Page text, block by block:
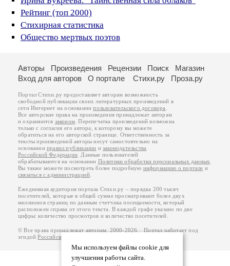
Рейтинг (топ 2000)
Стихирная статистика
Общество мертвых поэтов
Мы используем файлы cookie для
улучшения работы сайта.
Авторы Произведения Рецензии Поиск
Магазин
Вход для авторов
О портале Стихи.ру Проза.ру
Портал Стихи.ру предоставляет авторам возможность
свободной публикации своих литературных произведений в
сети Интернет на основаниипользовательского договора
Все авторские права на произведения принадлежат авторам
и охраняются законом . Перепечатка произведений возможна
только с согласия его автора, к которому вы можете
обратиться на его авторской странице. Ответственность за
тексты произведений авторы несут самостоятельно на
основанииправил публикации изаконодательства
Российской Федерации . Данные пользователей
обрабатываются на основании Политики обработки персональных данных
Вы также можете посмотреть более подробную информацию о портале и
связаться с администрацией
Ежедневная аудитория портала Стихи.ру – порядка 200 тысяч
посетителей, которые в общей сумме просматривают более двух
миллионов страниц по данным счетчика посещаемости, который
расположен справа от этого текста. В каждой графе указано по две
цифры: количество просмотров и количество посетителей.
© Все права принадлежат авторам, 2000-2026. Портал работает под
эгидойРоссийского союза писателей